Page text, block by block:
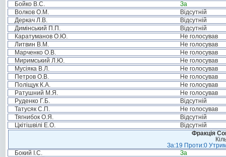
Бойко В.С.
За
Волков О.М.
Відсутній
Деркач Л.В.
Відсутній
Димінський П.П.
Відсутній
Каратуманов О.Ю.
Не голосував
Литвин В.М.
Не голосував
Марченко О.В.
Не голосував
Миримський Л.Ю.
Не голосував
Мусіяка В.Л.
Не голосував
Петров О.В.
Не голосував
Поліщук К.А.
Не голосував
Ратушний М.Я.
Не голосував
Руденко Г.Б.
Відсутній
Татусяк С.П.
Не голосував
Тягнибок О.Я.
Відсутній
Цкітішвілі Е.О.
Відсутній
Фракція
За:19 Проти:0
Бокий І.С.
За